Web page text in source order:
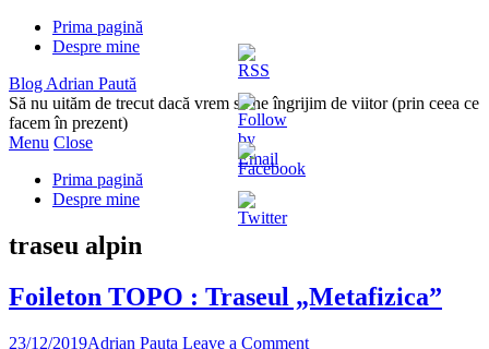
Prima pagină
Despre mine
Blog Adrian Paută
Să nu uităm de trecut dacă vrem să ne îngrijim de viitor (prin ceea ce
facem în prezent)
Menu Close
Prima pagină
Despre mine
traseu alpin
Foileton TOPO : Traseul „Metafizica”
23/12/2019Adrian Pauta Leave a Comment